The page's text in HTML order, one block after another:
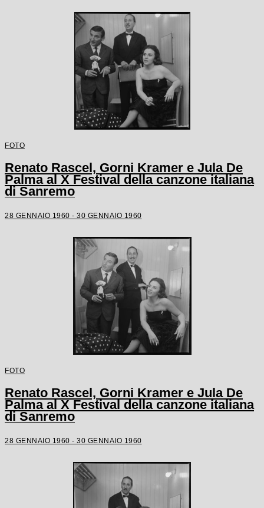
FOTO
Renato Rascel, Gorni Kramer e Jula De
Palma al X Festival della canzone italiana
di Sanremo
28 GENNAIO 1960 - 30 GENNAIO 1960
FOTO
Renato Rascel, Gorni Kramer e Jula De
Palma al X Festival della canzone italiana
di Sanremo
28 GENNAIO 1960 - 30 GENNAIO 1960